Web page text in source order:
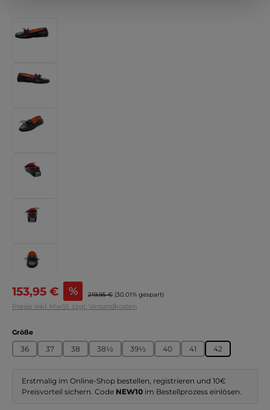
Verkaufspreis:
153,95 € % Regulärer Preis:
219,95 € (30.01% gespart)
Preise inkl. MwSt. zzgl. Versandkosten
Größeauswählen
36 37 38 38½ 39½ 40 41 42
Erstmalig im Online-Shop bestellen, registrieren und 10€
Preisvorteil sichern. Code NEW10 im Bestellprozess einlösen.